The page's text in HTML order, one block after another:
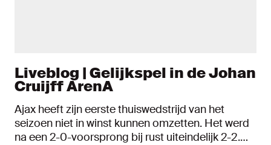
Liveblog | Gelijkspel in de Johan
Cruijff ArenA
Ajax heeft zijn eerste thuiswedstrijd van het
seizoen niet in winst kunnen omzetten. Het werd
na een 2-0-voorsprong bij rust uiteindelijk 2-2.